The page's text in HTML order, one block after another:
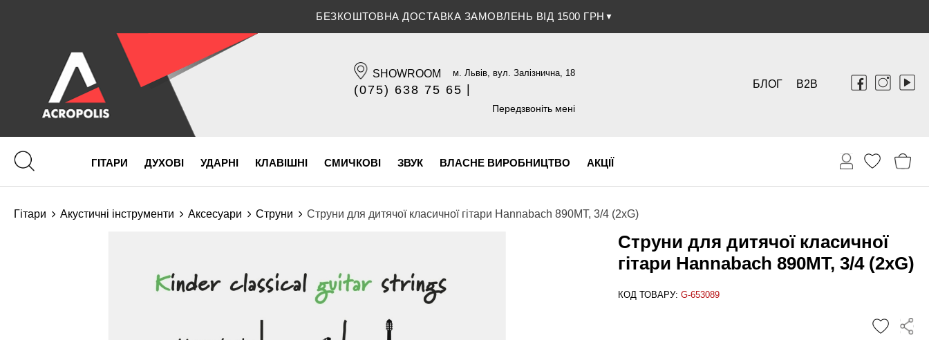
ЗНИЖКА 5% ПРИ ОПЛАТІ БАНКІВСЬКОЮ КАРТКОЮ▼
SHOWROOM м. Львів, вул. Залізнична, 18
(075) 638 75 65
(096) 609 84 32
Передзвоніть мені
B2B
БЛОГ
ГІТАРИ ДУХОВІ УДАРНІ КЛАВІШНІ СМИЧКОВІ ЗВУК ВЛАСНЕ ВИРОБНИЦТВО АКЦІЇ
Гітари Акустичні інструменти Аксесуари Струни Струни для дитячої класичної гітари Hannabach 890MT, 3/4 (2xG)
Струни для дитячої класичної
гітари Hannabach 890MT, 3/4 (2xG)
КОД ТОВАРУ: G-653089